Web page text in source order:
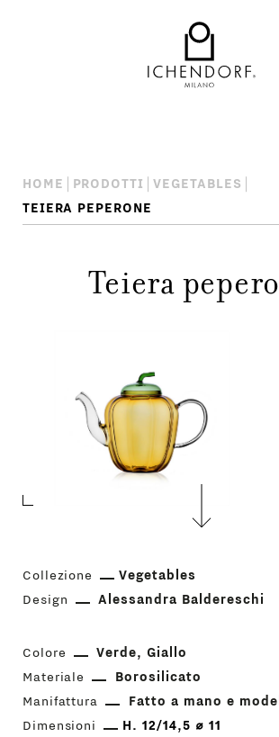
HOME PRODOTTI
VEGETABLES
TEIERA PEPERONE
Teiera
Collezione
Vegetables
Design
Alessandra Baldereschi
Colore Verde
Giallo
Materiale
Borosilicato
Manifattura
Fatto a mano e
Dimensioni
H. 12/14,5 ⌀ 11